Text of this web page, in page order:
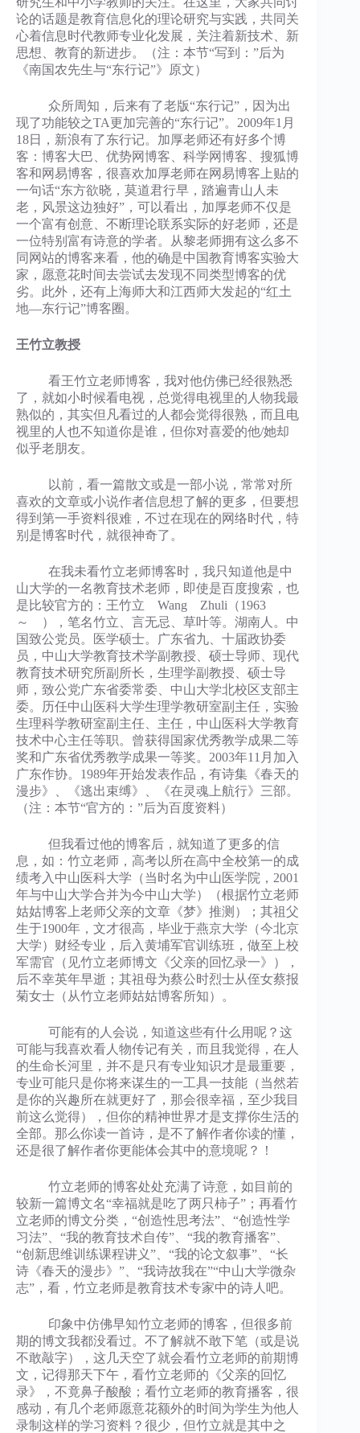
论的话题是教育信息化的理论研究与实践，共同关
心着信息时代教师专业化发展，关注着新技术、新
思想、教育的新进步。（注：本节“写到：”后为
《南国农先生与“东行记”》原文）
众所周知，后来有了老版“东行记”，因为出
现了功能较之TA更加完善的“东行记”。2009年1月
18日，新浪有了东行记。加厚老师还有好多个博
客：博客大巴、优势网博客、科学网博客、搜狐博
客和网易博客，很喜欢加厚老师在网易博客上贴的
一句话“东方欲晓，莫道君行早，踏遍青山人未
老，风景这边独好”，可以看出，加厚老师不仅是
一个富有创意、不断理论联系实际的好老师，还是
一位特别富有诗意的学者。从黎老师拥有这么多不
同网站的博客来看，他的确是中国教育博客实验大
家，愿意花时间去尝试去发现不同类型博客的优
劣。此外，还有上海师大和江西师大发起的“红土
地—东行记”博客圈。
王竹立教授
看王竹立老师博客，我对他仿佛已经很熟悉
了，就如小时候看电视，总觉得电视里的人物我最
熟似的，其实但凡看过的人都会觉得很熟，而且电
视里的人也不知道你是谁，但你对喜爱的他/她却
似乎老朋友。
以前，看一篇散文或是一部小说，常常对所
喜欢的文章或小说作者信息想了解的更多，但要想
得到第一手资料很难，不过在现在的网络时代，特
别是博客时代，就很神奇了。
在我未看竹立老师博客时，我只知道他是中
山大学的一名教育技术老师，即使是百度搜索，也
是比较官方的：王竹立 Wang Zhuli（1963
～ ），笔名竹立、言无忌、草叶等。湖南人。中
国致公党员。医学硕士。广东省九、十届政协委
员，中山大学教育技术学副教授、硕士导师、现代
教育技术研究所副所长，生理学副教授、硕士导
师，致公党广东省委常委、中山大学北校区支部主
委。历任中山医科大学生理学教研室副主任，实验
生理科学教研室副主任、主任，中山医科大学教育
技术中心主任等职。曾获得国家优秀教学成果二等
奖和广东省优秀教学成果一等奖。2003年11月加入
广东作协。1989年开始发表作品，有诗集《春天的
漫步》、《逃出束缚》、《在灵魂上航行》三部。
（注：本节“官方的：”后为百度资料）
但我看过他的博客后，就知道了更多的信
息，如：竹立老师，高考以所在高中全校第一的成
绩考入中山医科大学（当时名为中山医学院，2001
年与中山大学合并为今中山大学）（根据竹立老师
姑姑博客上老师父亲的文章《梦》推测）；其祖父
生于1900年，文才很高，毕业于燕京大学（今北京
大学）财经专业，后入黄埔军官训练班，做至上校
军需官（见竹立老师博文《父亲的回忆录一》），
后不幸英年早逝；其祖母为蔡公时烈士从侄女蔡报
菊女士（从竹立老师姑姑博客所知）。
可能有的人会说，知道这些有什么用呢？这
可能与我喜欢看人物传记有关，而且我觉得，在人
的生命长河里，并不是只有专业知识才是最重要，
专业可能只是你将来谋生的一工具一技能（当然若
是你的兴趣所在就更好了，那会很幸福，至少我目
前这么觉得），但你的精神世界才是支撑你生活的
全部。那么你读一首诗，是不了解作者你读的懂，
还是很了解作者你更能体会其中的意境呢？！
竹立老师的博客处处充满了诗意，如目前的
较新一篇博文名“幸福就是吃了两只柿子”；再看竹
立老师的博文分类，“创造性思考法”、“创造性学
习法”、“我的教育技术自传”、“我的教育播客”、
“创新思维训练课程讲义”、“我的论文叙事”、“长
诗《春天的漫步》”、“我诗故我在”“中山大学微杂
志”，看，竹立老师是教育技术专家中的诗人吧。
印象中仿佛早知竹立老师的博客，但很多前
期的博文我都没看过。不了解就不敢下笔（或是说
不敢敲字），这几天空了就会看竹立老师的前期博
文，记得那天下午，看竹立老师的《父亲的回忆
录》，不竟鼻子酸酸；看竹立老师的教育播客，很
感动，有几个老师愿意花额外的时间为学生为他人
录制这样的学习资料？很少，但竹立就是其中之